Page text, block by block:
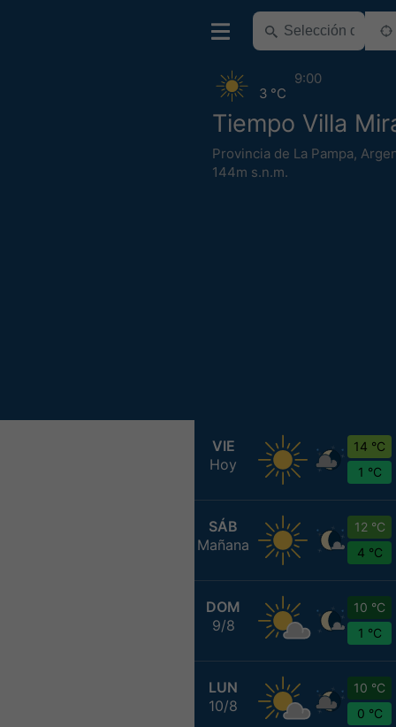
Tiempo Villa
Provincia de La Pampa,
144m s.n.m.
3 °C
9:00
VIE
Hoy
14 °C
1 °C
SÁB
Mañana
12 °C
4 °C
DOM
9/8
10 °C
1 °C
LUN
10/8
10 °C
0 °C